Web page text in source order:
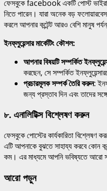
ফেসবুকে facebook একটি পোস্ট
নিতে পারেন। যারা অনেক বড়
করলে আপনার কন্টেন্ট আরও বেশি মানুষ
ইনফ্লুয়েন্সার মার্কেটিং কৌশল:
আপনার বিষয়টি সম্পর্কিত
করছেন, সে সম্পর্কিত
প্রচারমূলক সম্পর্ক তৈরি করুন:
জন্য প্রস্তাব দিন এবং তাদের
৮. এনালিটিক্স বিশ্লেষণ করুন
ফেসবুকে পোস্টের কার্যকারিতা
এটি আপনাকে বুঝতে সাহায্য করবে কোন
কম। এর মাধ্যমে আপনি ভবিষ্যতে আরো
আরো পড়ুন